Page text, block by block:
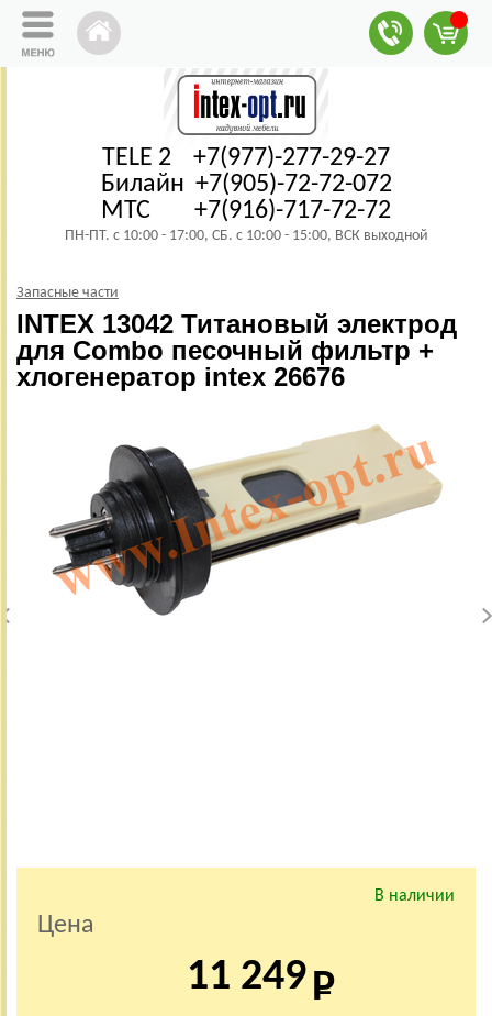
TELE 2 +7(977)-277-29-27
Билайн +7(905)-72-72-072
МТС +7(916)-717-72-72
ПН-ПТ. с 10:00 - 17:00, СБ. с 10:00 - 15:00, ВСК выходной
Запасные части
INTEX 13042 Титановый электрод
для Combo песочный фильтр +
хлогенератор intex 26676
В наличии
Цена
11 249